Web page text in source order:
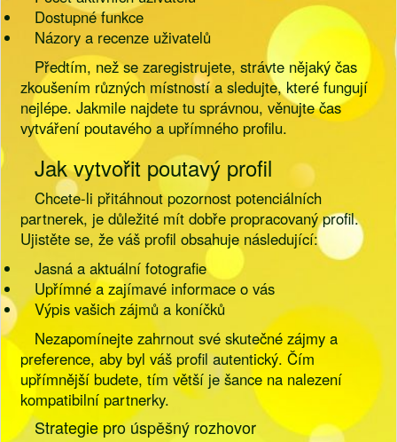
Dostupné funkce
Názory a recenze uživatelů
Předtím, než se zaregistrujete, strávte nějaký čas
zkoušením různých místností a sledujte, které fungují
nejlépe. Jakmile najdete tu správnou, věnujte čas
vytváření poutavého a upřímného profilu.
Jak vytvořit poutavý profil
Chcete-li přitáhnout pozornost potenciálních
partnerek, je důležité mít dobře propracovaný profil.
Ujistěte se, že váš profil obsahuje následující:
Jasná a aktuální fotografie
Upřímné a zajímavé informace o vás
Výpis vašich zájmů a koníčků
Nezapomínejte zahrnout své skutečné zájmy a
preference, aby byl váš profil autentický. Čím
upřímnější budete, tím větší je šance na nalezení
kompatibilní partnerky.
Strategie pro úspěšný rozhovor